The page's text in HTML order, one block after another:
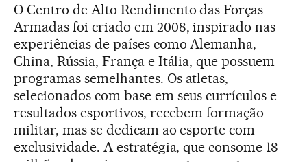
O Centro de Alto Rendimento das Forças
Armadas foi criado em 2008, inspirado nas
experiências de países como Alemanha,
China, Rússia, França e Itália, que possuem
programas semelhantes. Os atletas,
selecionados com base em seus currículos e
resultados esportivos, recebem formação
militar, mas se dedicam ao esporte com
exclusividade. A estratégia, que consome 18